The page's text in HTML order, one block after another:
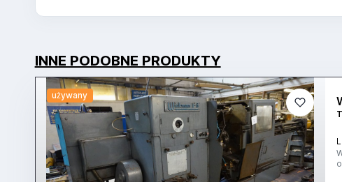
INNE PODOBNE PRODUKTY
używany